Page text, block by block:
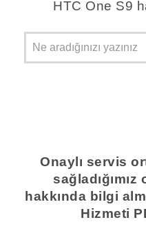
HTC One S9
Onaylı servis
hakkında bilgi
Hizmeti